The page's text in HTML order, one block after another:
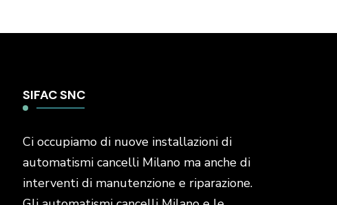
SIFAC SNC
Ci occupiamo di nuove installazioni di
automatismi cancelli Milano ma anche di
interventi di manutenzione e riparazione.